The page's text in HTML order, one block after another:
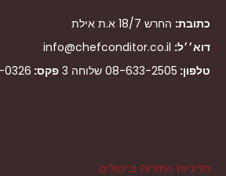
כתובת: החרש 18/7 א.ת אילת
דוא׳׳ל: info@chefconditor.co.il
טלפון: 08-633-2505 שלוחה 3 פקס:
מדיניות החזרות וביטולים